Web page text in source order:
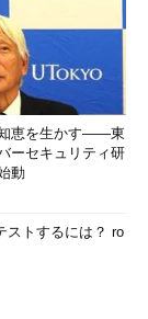
恵を生かす――東
ーセキュリティ研
動
ストするには？ ro